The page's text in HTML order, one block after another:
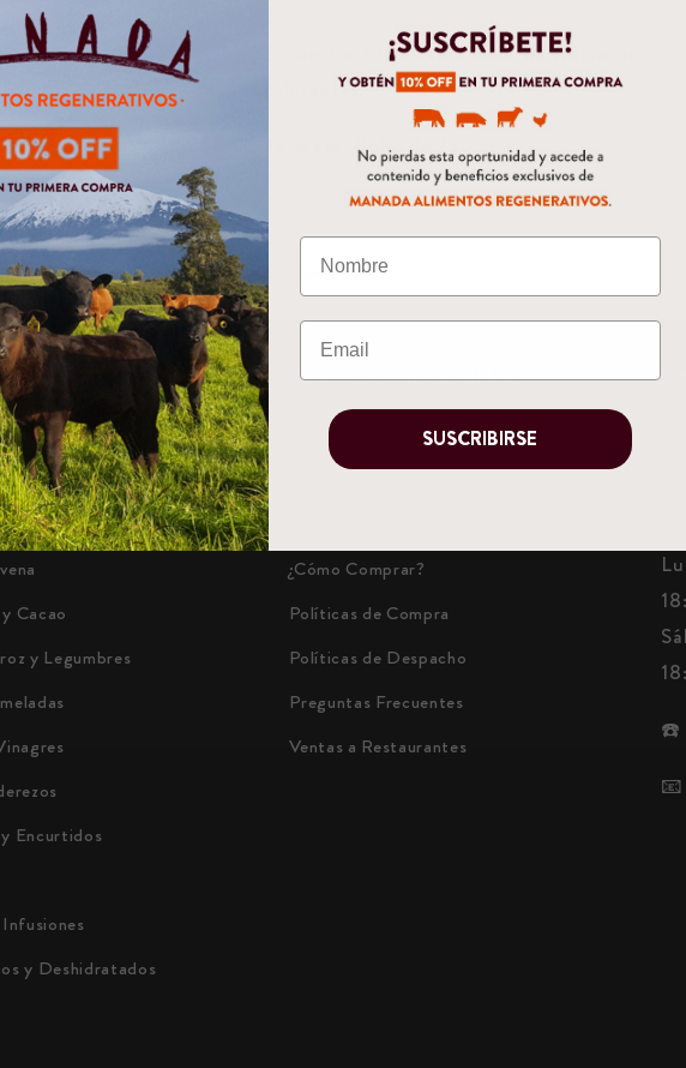
Exquisitos filetes ahumados de trucha
colorantes.
Bolsa de 250 gr
Compartir
y Kombuchas
Cacao
y Legumbres
Encurtidos
y Deshidratados
SERVICIO AL CLIENTE
Quiénes Somos
¿Cómo Comprar?
Políticas de Compra
Políticas de Despacho
Preguntas Frecuentes
Ventas a Restaurantes
☎️
SUSCRIBIRSE